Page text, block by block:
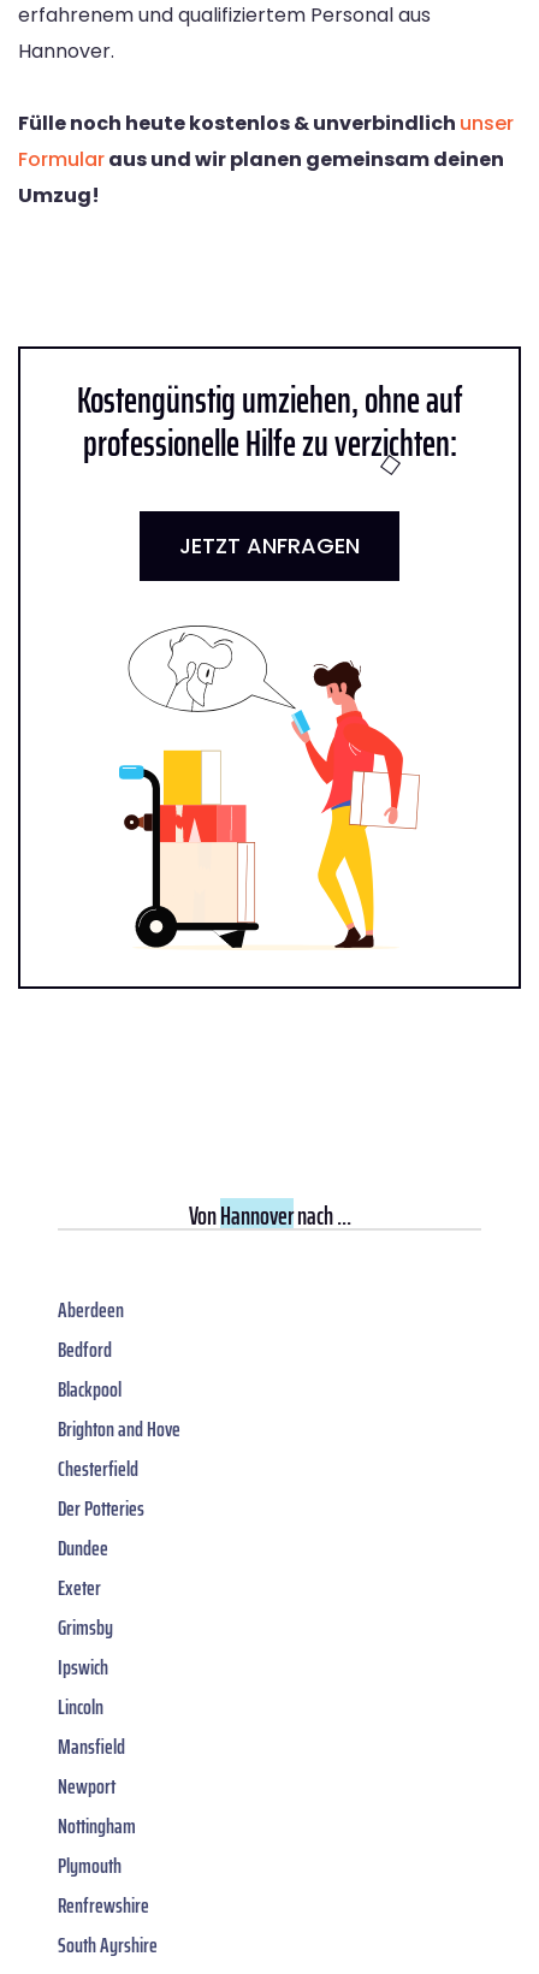
erfahrenem und qualifiziertem Personal aus
Hannover.
Fülle noch heute kostenlos & unverbindlich unser
Formularaus und wir planen gemeinsam deinen
Umzug!
Kostengünstig umziehen, ohne auf
professionelle Hilfe zu verzichten:
JETZT ANFRAGEN
VonHannovernach ...
Aberdeen
Bedford
Blackpool
Brighton and Hove
Chesterfield
Der Potteries
Dundee
Exeter
Grimsby
Ipswich
Lincoln
Mansfield
Newport
Nottingham
Plymouth
Renfrewshire
South Ayrshire